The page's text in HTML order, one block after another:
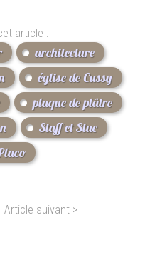
article :
architecture
église de Cussy
plaque de plâtre
Staff et Stuc
Article suivant >